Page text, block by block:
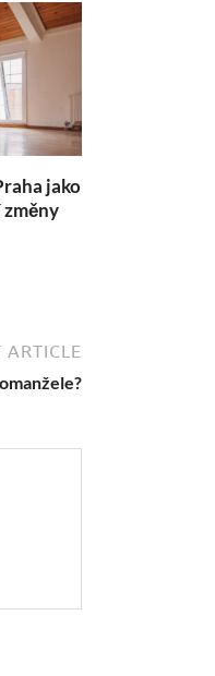
jako
ARTICLE